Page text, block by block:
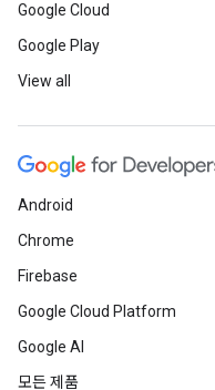
Google Cloud
Google Play
View all
Android
Chrome
Firebase
Google Cloud Platform
Google AI
모든 제품